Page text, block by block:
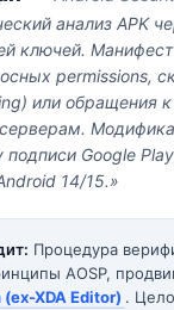
анализ APK
ключей.
permissions,
или обращения к
подписи Google
14/15.»
Процедура
AOSP,
XDA Editor) .